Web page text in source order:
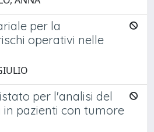
per la
operativi nelle
per l'analisi del
in pazienti con tumore